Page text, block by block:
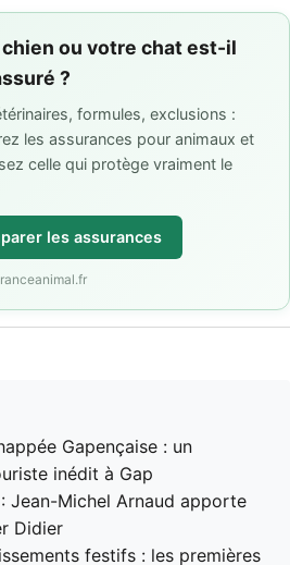
ou votre chat est-il
?
formules, exclusions :
les assurances pour animaux et
celle qui protège vraiment le
les assurances
Gapençaise : un
inédit à Gap
Jean-Michel Arnaud apporte
Didier
festifs : les premières